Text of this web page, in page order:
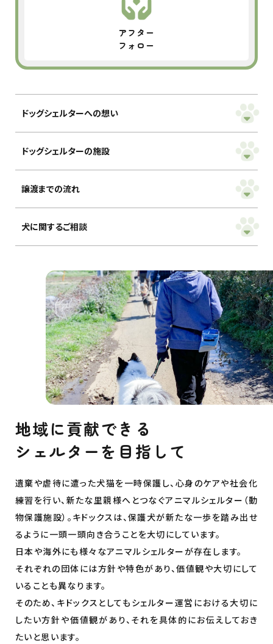
アフター
フォロー
ドッグシェルターへの想い
ドッグシェルターの施設
譲渡までの流れ
犬に関するご相談
地域に貢献できる
シェルターを目指して
遺棄や虐待に遭った犬猫を一時保護し、心身のケアや社会化
練習を行い、新たな里親様へとつなぐアニマルシェルター（動
物保護施設）。キドックスは、保護犬が新たな一歩を踏み出せ
るように一頭一頭向き合うことを大切にしています。
日本や海外にも様々なアニマルシェルターが存在します。
それぞれの団体には方針や特色があり、価値観や大切にして
いることも異なります。
そのため、キドックスとしてもシェルター運営における大切に
したい方針や価値観があり、それを具体的にお伝えしておき
たいと思います。